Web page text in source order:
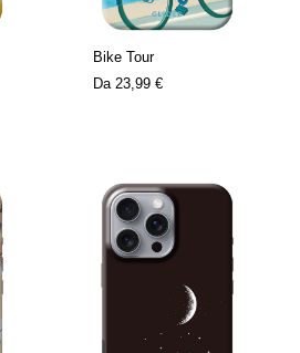
Bike Tour
Da 23,99 €